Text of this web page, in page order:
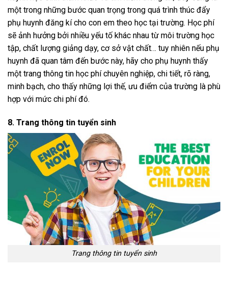
một trong những bước quan trọng trong quá trình thúc đẩy
phụ huynh đăng kí cho con em theo học tại trường. Học phí
sẽ ảnh hưởng bởi nhiều yếu tố khác nhau từ môi trường học
tập, chất lượng giảng dạy, cơ sở vật chất… tuy nhiên nếu phụ
huynh đã quan tâm đến bước này, hãy cho phụ huynh thấy
một trang thông tin học phí chuyên nghiệp, chi tiết, rõ ràng,
minh bạch, cho thấy những lợi thế, ưu điểm của trường là phù
hợp với mức chi phí đó.
8. Trang thông tin tuyển sinh
Trang thông tin tuyển sinh